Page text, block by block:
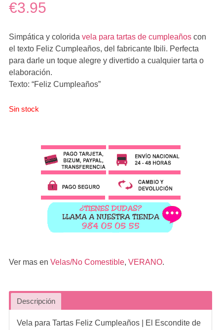
€3.95
Simpática y colorida vela para tartas de cumpleañoscon
el texto Feliz Cumpleaños, del fabricante Ibili. Perfecta
para darle un toque alegre y divertido a cualquier tarta o
elaboración.
Texto: “Feliz Cumpleaños”
Sin stock
Ver mas en Velas/No Comestible, VERANO.
Descripción
Vela para Tartas Feliz Cumpleaños| El Escondite de